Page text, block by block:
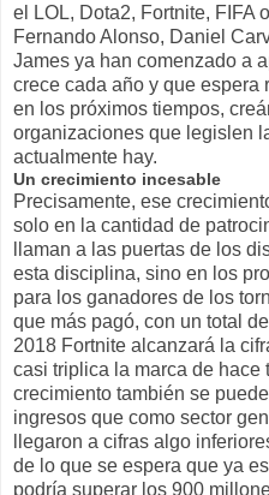
el LOL, Dota2, Fortnite, FIFA
Fernando Alonso, Daniel
James ya han comenzado a
crece cada año y que espera
en los próximos tiempos,
organizaciones que legislen
actualmente hay.
Un crecimiento incesable
Precisamente, ese
solo en la cantidad de
llaman a las puertas de los
esta disciplina, sino en los
para los ganadores de los
que más pagó, con un total
2018 Fortnite alcanzará la
casi triplica la marca de hace
crecimiento también se
ingresos que como sector
llegaron a cifras algo
de lo que se espera que ya
podría superar los 900